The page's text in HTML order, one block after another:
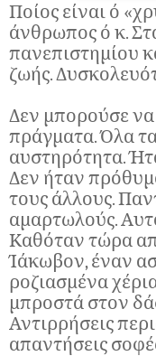
Ποίος είναι ό
άνθρωπος ό κ.
πανεπιστημίου
ζωής.
Δεν μπορούσε να
πράγματα. Όλα τα
αυστηρότητα.
Δεν ήταν
τους άλλους.
αμαρτωλούς.
Καθόταν τώρα
Ίάκωβον, έναν
ροζιασμένα
μπροστά στον
Αντιρρήσεις
απαντήσεις